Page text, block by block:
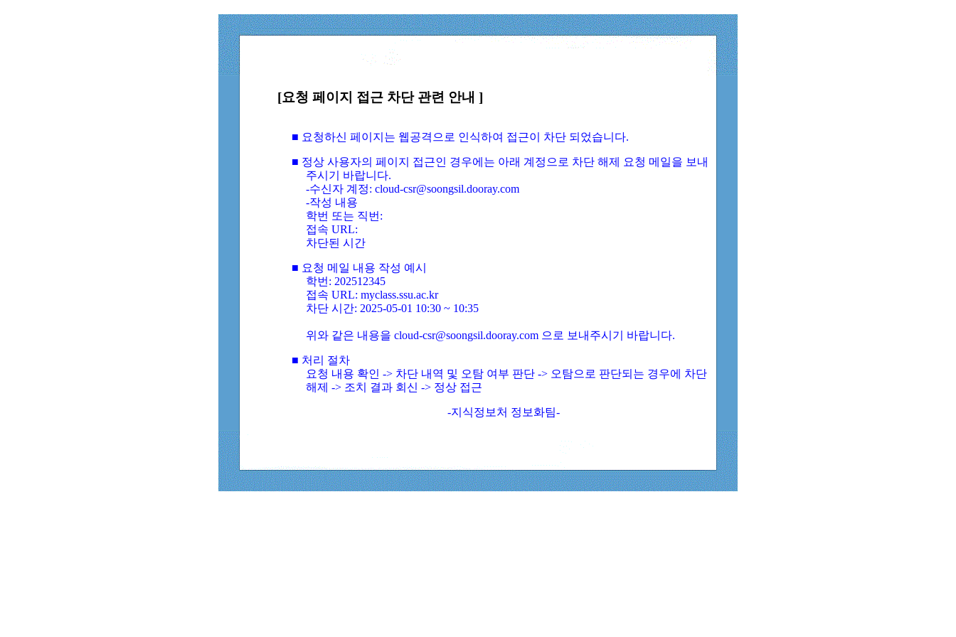
[요청 페이지 접근 차단 관련 안내 ]
■ 요청하신 페이지는 웹공격으로 인식하여 접근이 차단 되었습니다.
■ 정상 사용자의 페이지 접근인 경우에는 아래 계정으로 차단 해제 요청 메일을 보내
주시기 바랍니다.
-수신자 계정: cloud-csr@soongsil.dooray.com
-작성 내용
학번 또는 직번:
접속 URL:
차단된 시간
■ 요청 메일 내용 작성 예시
학번: 202512345
접속 URL: myclass.ssu.ac.kr
차단 시간: 2025-05-01 10:30 ~ 10:35
위와 같은 내용을 cloud-csr@soongsil.dooray.com 으로 보내주시기 바랍니다.
■ 처리 절차
요청 내용 확인 -> 차단 내역 및 오탐 여부 판단 -> 오탐으로 판단되는 경우에 차단
해제 -> 조치 결과 회신 -> 정상 접근
-지식정보처 정보화팀-